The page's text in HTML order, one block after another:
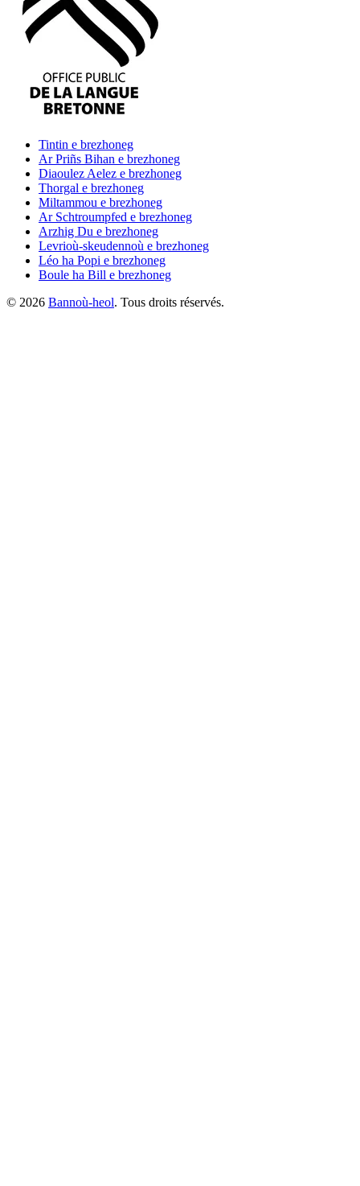
Tintin e brezhoneg
Ar Priñs Bihan e brezhoneg
Diaoulez Aelez e brezhoneg
Thorgal e brezhoneg
Miltammou e brezhoneg
Ar Schtroumpfed e brezhoneg
Arzhig Du e brezhoneg
Levrioù-skeudennoù e brezhoneg
Léo ha Popi e brezhoneg
Boule ha Bill e brezhoneg
© 2026 Bannoù-heol. Tous droits réservés.